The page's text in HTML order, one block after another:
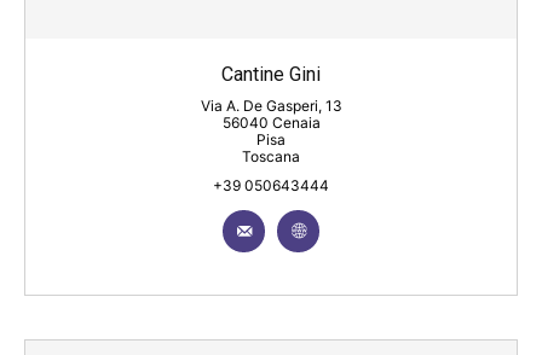
Cantine Gini
Via A. De Gasperi, 13
56040 Cenaia
Pisa
Toscana
+39 050643444